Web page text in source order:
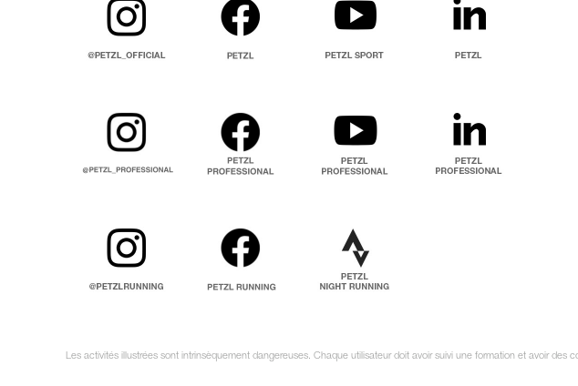
Les activités illustrées sont intrinsèquement dangereuses. Chaque utilisateur doit avoir suivi une formation et avoir